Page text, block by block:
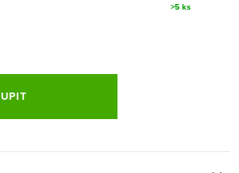
>5 ks